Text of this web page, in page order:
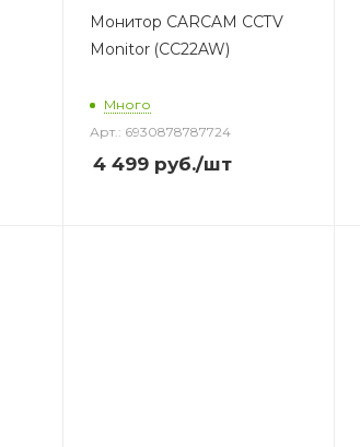
Монитор CARCAM CCTV
Monitor (CC22AW)
Много
Арт.: 6930878787724
4 499руб./шт